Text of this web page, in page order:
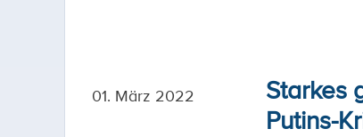
01. März 2022
Starkes
Putins-